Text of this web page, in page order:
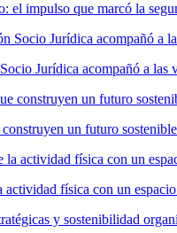
el impulso que marcó la
Jurídica acompañó a
un futuro
física con un